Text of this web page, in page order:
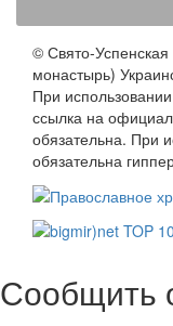
© Свято-
монастырь)
При
ссылка на
обязательна. При
обязательна
Сообщить